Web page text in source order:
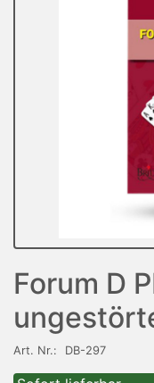
Forum D
Art. Nr.: DB-297